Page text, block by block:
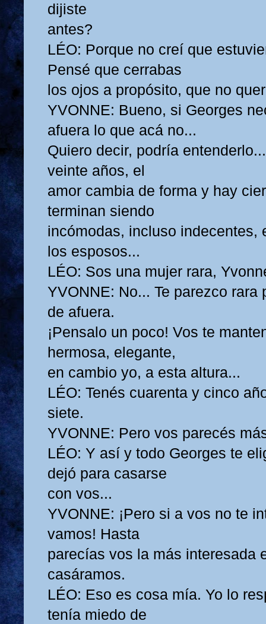
dijiste
antes?
LÉO: Porque no creí que
Pensé que cerrabas
los ojos a propósito, que no
YVONNE: Bueno, si Georges
afuera lo que acá no...
Quiero decir, podría
veinte años, el
amor cambia de forma y hay
terminan siendo
incómodas, incluso indecentes,
los esposos...
LÉO: Sos una mujer rara,
YVONNE: No... Te parezco rara
de afuera.
¡Pensalo un poco! Vos te
hermosa, elegante,
en cambio yo, a esta altura...
LÉO: Tenés cuarenta y cinco
siete.
YVONNE: Pero vos parecés
LÉO: Y así y todo Georges te
dejó para casarse
con vos...
YVONNE: ¡Pero si a vos no te
vamos! Hasta
parecías vos la más interesada
casáramos.
LÉO: Eso es cosa mía. Yo lo
tenía miedo de